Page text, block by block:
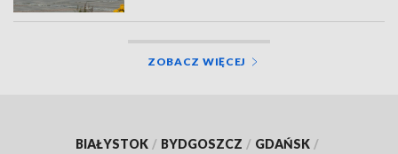
ZOBACZ WIĘCEJ
BIAŁYSTOK / BYDGOSZCZ / GDAŃSK /